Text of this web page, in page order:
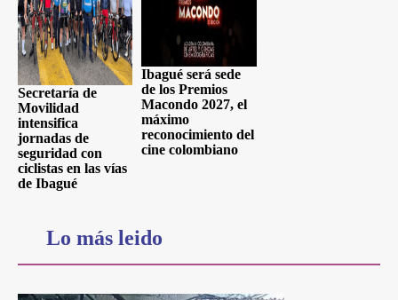
Secretaría de
Movilidad
intensifica
jornadas de
seguridad con
ciclistas en las vías
de Ibagué
Ibagué será sede
de los Premios
Macondo 2027, el
máximo
reconocimiento del
cine colombiano
Lo más leido